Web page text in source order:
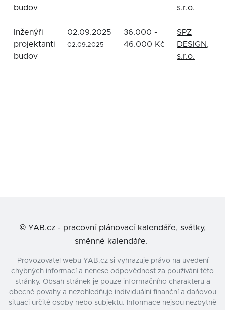
budov
s.r.o.
Inženýři
projektanti
budov
02.09.2025
02.09.2025
36.000 -
46.000 Kč
SPZ
DESIGN,
s.r.o.
© YAB.cz - pracovní plánovací kalendáře, svátky,
směnné kalendáře.
Provozovatel webu YAB.cz si vyhrazuje právo na uvedení
chybných informací a nenese odpovědnost za používání této
stránky. Obsah stránek je pouze informačního charakteru a
obecné povahy a nezohledňuje individuální finanční a daňovou
situaci určité osoby nebo subjektu. Informace nejsou nezbytně